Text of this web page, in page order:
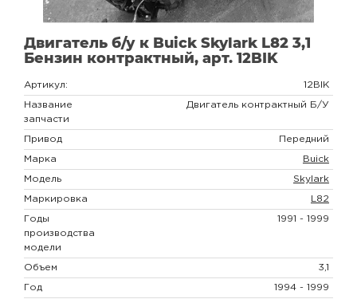
Двигатель б/у к Buick Skylark L82 3,1
Бензин контрактный, арт. 12BIK
Артикул: 12BIK
Название
запчасти
Двигатель контрактный Б/У
Привод Передний
Марка Buick
Модель Skylark
Маркировка L82
Годы
производства
модели
1991 - 1999
Объем 3,1
Год 1994 - 1999